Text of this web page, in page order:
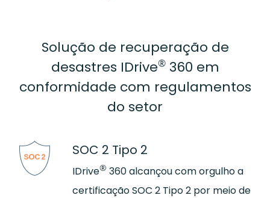
Solução de recuperação de
desastres IDrive®360 em
conformidade com regulamentos
do setor
SOC 2 Tipo 2
IDrive® 360 alcançou com orgulho a
certificação SOC 2 Tipo 2 por meio de